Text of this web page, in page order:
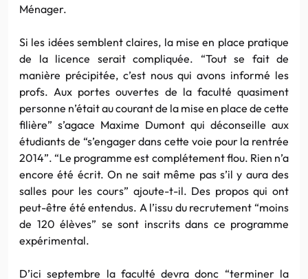
Ménager.
Si les idées semblent claires, la mise en place pratique
de la licence serait compliquée. “Tout se fait de
manière précipitée, c’est nous qui avons informé les
profs. Aux portes ouvertes de la faculté quasiment
personne n’était au courant de la mise en place de cette
filière” s’agace Maxime Dumont qui déconseille aux
étudiants de “s’engager dans cette voie pour la rentrée
2014”. “Le programme est complétement flou. Rien n’a
encore été écrit. On ne sait même pas s’il y aura des
salles pour les cours” ajoute-t-il. Des propos qui ont
peut-être été entendus. A l’issu du recrutement “moins
de 120 élèves” se sont inscrits dans ce programme
expérimental.
D’ici septembre la faculté devra donc “terminer la